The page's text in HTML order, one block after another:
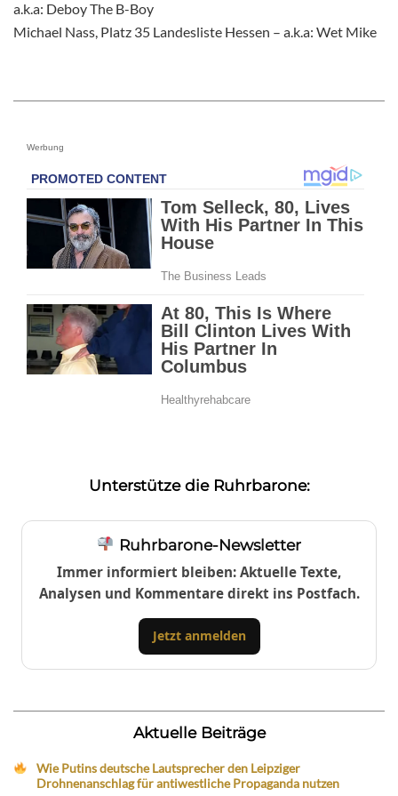
a.k.a: Deboy The B-Boy
Michael Nass, Platz 35 Landesliste Hessen – a.k.a: Wet Mike
Werbung
Unterstütze die Ruhrbarone:
Ruhrbarone-Newsletter
Immer informiert bleiben: Aktuelle Texte,
Analysen und Kommentare direkt ins Postfach.
Jetzt anmelden
Aktuelle Beiträge
Wie Putins deutsche Lautsprecher den Leipziger
Drohnenanschlag für antiwestliche Propaganda nutzen